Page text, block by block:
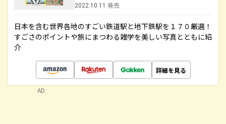
2022.10.11 発売
日本を含む世界各地のすごい鉄道駅と地下鉄駅を１７０厳選！
すごさのポイントや旅にまつわる雑学を美しい写真とともに紹
介
詳細を見る
AD